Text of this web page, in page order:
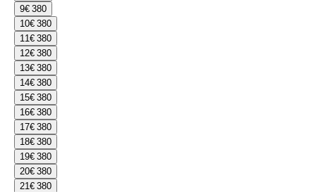
9€ 380
10€ 380
11€ 380
12€ 380
13€ 380
14€ 380
15€ 380
16€ 380
17€ 380
18€ 380
19€ 380
20€ 380
21€ 380